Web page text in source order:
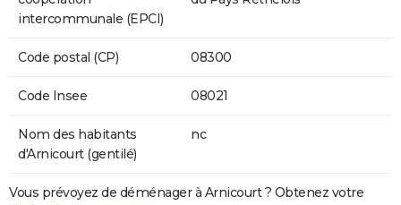
intercommunale (EPCI)
Code postal (CP) 08300
Code Insee 08021
Nom des habitants
d'Arnicourt (gentilé)
nc
Vous prévoyez de déménager à Arnicourt ? Obtenez votre